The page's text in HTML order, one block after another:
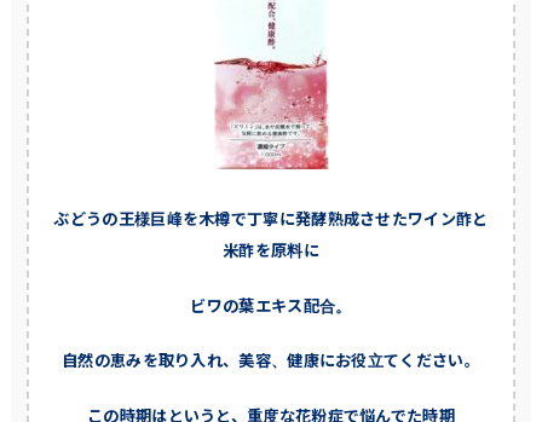
ぶどうの王様巨峰を木樽で丁寧に発酵熟成させたワイン酢と
米酢を原料に
ビワの葉エキス配合。
自然の恵みを取り入れ、美容、健康にお役立てください。
この時期はというと、重度な花粉症で悩んでた時期